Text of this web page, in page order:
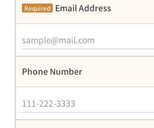
Required Email Address
Phone Number